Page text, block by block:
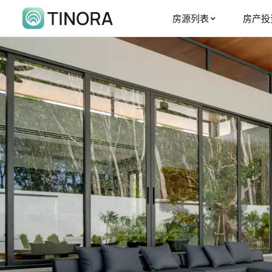
房源列表 房产